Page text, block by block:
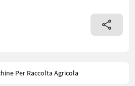
Per Raccolta Agricola